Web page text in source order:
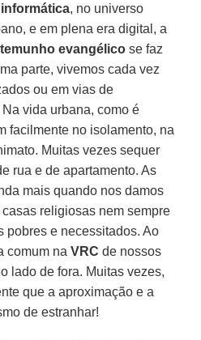
, no universo
e em plena era digital, a
evangélico se faz
parte, vivemos cada vez
ou em vias de
vida urbana, como é
facilmente no isolamento, na
Muitas vezes sequer
rua e de apartamento. As
mais quando nos damos
religiosas nem sempre
pobres e necessitados. Ao
comum naVRC de nossos
lado de fora. Muitas vezes,
que a aproximação e a
de estranhar!